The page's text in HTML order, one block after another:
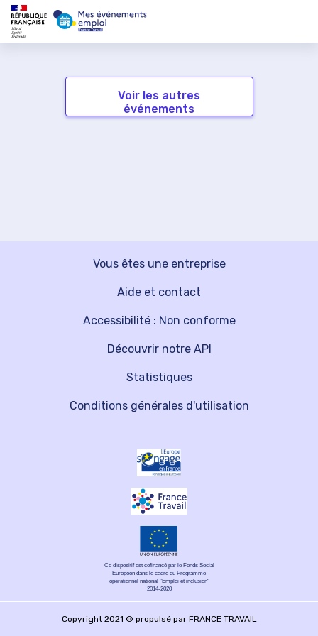
Voir les autres
événements
Vous êtes une entreprise
Découvrir notre API
Aide et contact
Statistiques
Accessibilité : Non conforme
Conditions générales d'utilisation
Ce dispositif est cofinancé par le Fonds Social
Européen dans le cadre du Programme
opérationnel national "Emploi et inclusion"
2014-2020
Copyright 2021 © propulsé par FRANCE TRAVAIL